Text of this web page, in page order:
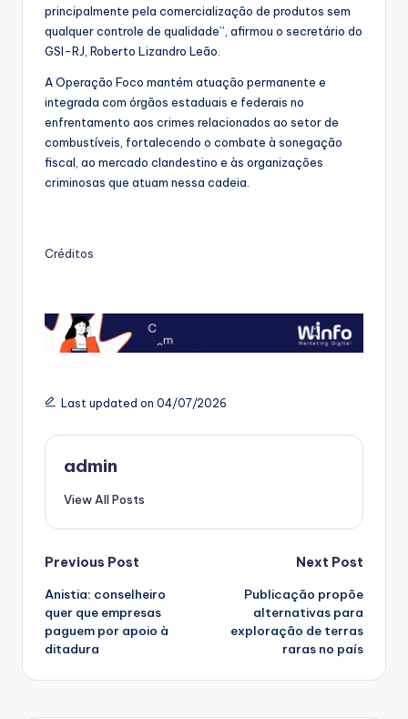
principalmente pela comercialização de produtos sem
qualquer controle de qualidade”, afirmou o secretário do
GSI-RJ, Roberto Lizandro Leão.
A Operação Foco mantém atuação permanente e
integrada com órgãos estaduais e federais no
enfrentamento aos crimes relacionados ao setor de
combustíveis, fortalecendo o combate à sonegação
fiscal, ao mercado clandestino e às organizações
criminosas que atuam nessa cadeia.
Créditos
Last updated on 04/07/2026
admin
View All Posts
Post
navigation
Previous Post
Anistia: conselheiro
quer que empresas
paguem por apoio à
ditadura
Next Post
Publicação propõe
alternativas para
exploração de terras
raras no país